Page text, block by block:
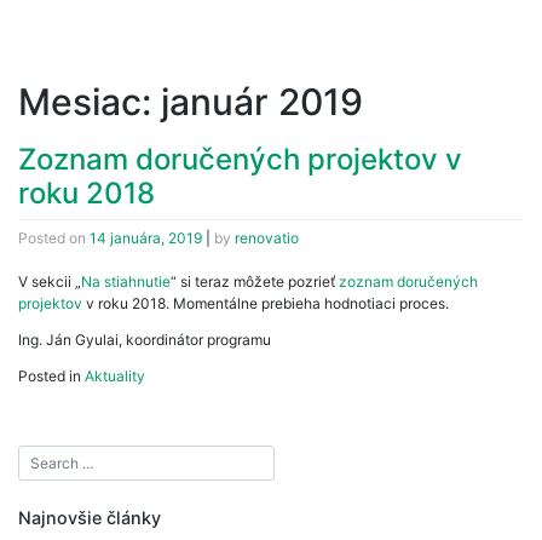
Mesiac: január 2019
Zoznam doručených projektov v
roku 2018
Posted on 14 januára, 2019 by renovatio
V sekcii „Na stiahnutie“ si teraz môžete pozrieť zoznam doručených
projektov v roku 2018. Momentálne prebieha hodnotiaci proces.
Ing. Ján Gyulai, koordinátor programu
Posted in Aktuality
Najnovšie články